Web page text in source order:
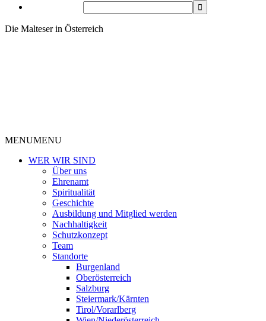
Die Malteser in Österreich
MENUMENU
WER WIR SIND
Über uns
Ehrenamt
Spiritualität
Geschichte
Ausbildung und Mitglied werden
Nachhaltigkeit
Schutzkonzept
Team
Standorte
Burgenland
Oberösterreich
Salzburg
Steiermark/Kärnten
Tirol/Vorarlberg